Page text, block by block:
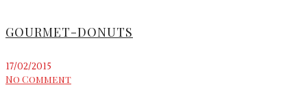
GOURMET-DONUTS
17/02/2015
No Comment